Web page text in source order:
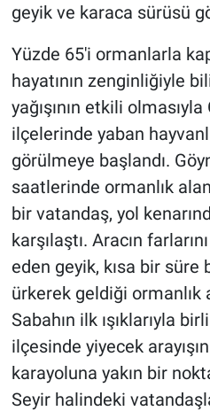
geyik ve karaca sürüsü
Yüzde 65'i ormanlarla
hayatının zenginliğiyle
yağışının etkili
ilçelerinde yaban
görülmeye başlandı.
saatlerinde ormanlık
bir vatandaş, yol
karşılaştı. Aracın
eden geyik, kısa bir
ürkerek geldiği ormanlık
Sabahın ilk ışıklarıyla
ilçesinde yiyecek
karayoluna yakın bir
Seyir halindeki